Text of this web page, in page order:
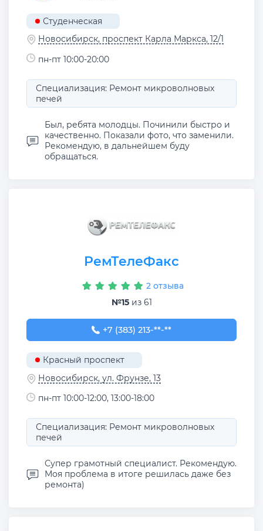
Студенческая
Новосибирск, проспект Карла Маркса, 12/1
пн-пт 10:00-20:00
Специализация: Ремонт микроволновых
печей
Был, ребята молодцы. Починили быстро и
качественно. Показали фото, что заменили.
Рекомендую, в дальнейшем буду
обращаться.
РемТелеФакс
2 отзыва
№15из 61
+7 (383) 213-73-66
+7 (383) 213-**-**
Красный проспект
Новосибирск, ул. Фрунзе, 13
пн-пт 10:00-12:00, 13:00-18:00
Специализация: Ремонт микроволновых
печей
Супер грамотный специалист. Рекомендую.
Моя проблема в итоге решилась даже без
ремонта)